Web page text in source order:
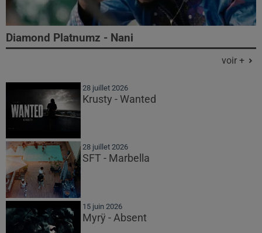
Diamond Platnumz - Nani
voir +
28 juillet 2026
Krusty - Wanted
28 juillet 2026
SFT - Marbella
15 juin 2026
Myrÿ - Absent